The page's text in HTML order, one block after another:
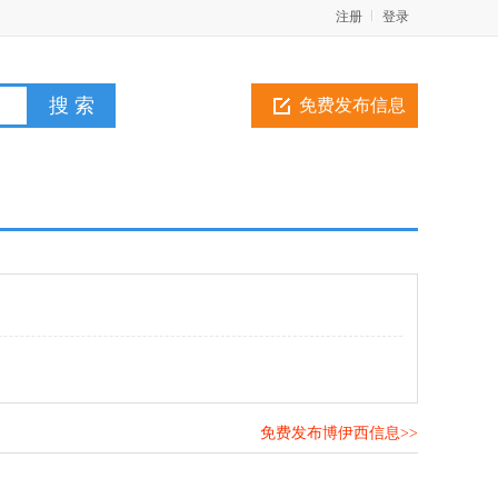
登录
注册
免费发布信息
免费发布博伊西信息>>